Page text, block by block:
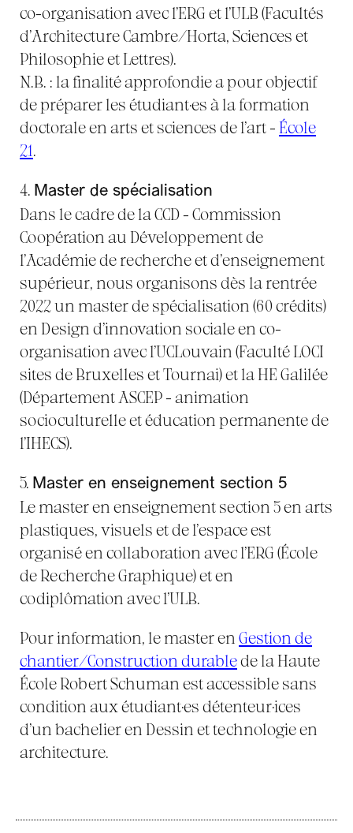
co-organisation avec l’ERG et l’ULB (Facultés
d’Architecture Cambre/Horta, Sciences et
Philosophie et Lettres).
N.B. : la finalité approfondie a pour objectif
de préparer les étudiant·es à la formation
doctorale en arts et sciences de l’art - École
21.
4. Master de spécialisation
Dans le cadre de la CCD - Commission
Coopération au Développement de
l’Académie de recherche et d’enseignement
supérieur, nous organisons dès la rentrée
2022 un master de spécialisation (60 crédits)
en Design d’innovation sociale en co-
organisation avec l’UCLouvain (Faculté LOCI
sites de Bruxelles et Tournai) et la HE Galilée
(Département ASCEP - animation
socioculturelle et éducation permanente de
l’IHECS).
5. Master en enseignement section 5
Le master en enseignement section 5 en arts
plastiques, visuels et de l’espace est
organisé en collaboration avec l’ERG (École
de Recherche Graphique) et en
codiplômation avec l’ULB.
Pour information, le master en Gestion de
chantier/Construction durablede la Haute
École Robert Schuman est accessible sans
condition aux étudiant·es détenteur·ices
d’un bachelier en Dessin et technologie en
architecture.